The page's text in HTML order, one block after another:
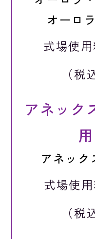
オーロ
式場使
（税
アネック
アネック
式場使
（税